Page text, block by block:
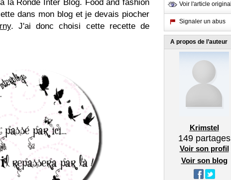
la Ronde Inter Blog. Food and fashion
dans mon blog et je devais piocher
. J'ai donc choisi cette recette de
Voir l'article original
Signaler un abus
A propos de l’auteur
Krimstel
149partages
Voir son profil
Voir son blog